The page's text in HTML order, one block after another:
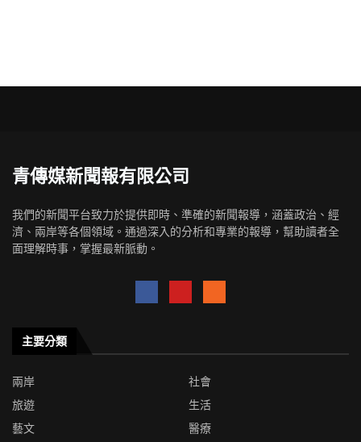
青傳媒新聞報有限公司
我們的新聞平台致力於提供即時、準確的新聞報導，涵蓋政治、經
濟、兩岸等各個領域。通過深入的分析和專業的報導，幫助讀者全
面理解時事，掌握最新脈動。
主要分類
兩岸
社會
旅遊
生活
藝文
醫療